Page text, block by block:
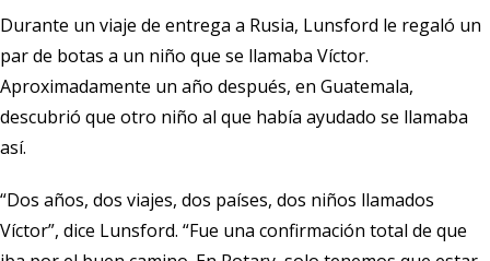
Durante un viaje de entrega a Rusia, Lunsford le regaló un
par de botas a un niño que se llamaba Víctor.
Aproximadamente un año después, en Guatemala,
descubrió que otro niño al que había ayudado se llamaba
así.
“Dos años, dos viajes, dos países, dos niños llamados
Víctor”, dice Lunsford. “Fue una confirmación total de que